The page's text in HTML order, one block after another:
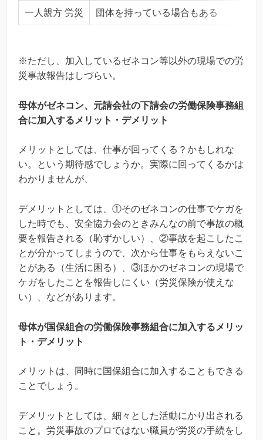
一人親方 労災 団体を持っている場合もある
※ただし、加入しているゼネコン等以外の現場での労
災事故報告はしづらい。
母体がゼネコン、 元請会社の下請会の労働保険事務組
合に加入するメリット・デメリット
メリットとしては、仕事が回ってくる？かもしれな
い。という期待感でしょうか。実際に回ってくるかは
わかりませんが、
デメリットとしては、①そのゼネコンの仕事でケガを
した時でも、安全協力会のときみんなの前で事故の概
要を報告される（恥ずかしい）、②事故を起こしたこ
とが分かってしまうので、次から仕事をもらえないこ
とがある（生活に困る）、③ほかのゼネコンの現場で
ケガをしたことを報告しにくい（労災保険が使えな
い）、などがあります。
母体が国保組合の労働保険事務組合に加入するメリッ
ト・デメリット
メリットは、同時に国保組合に加入することもできる
ことでしょう。
デメリットとしては、細々とした活動にかり出される
こと。労災事故のプロではない職員が労災の手続をし